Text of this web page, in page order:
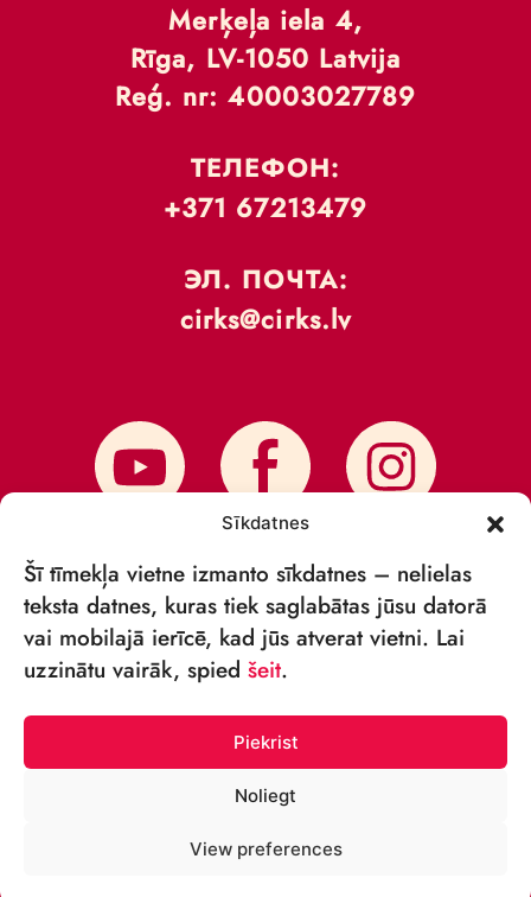
Sīkdatnes
Šī tīmekļa vietne izmanto sīkdatnes – nelielas
teksta datnes, kuras tiek saglabātas jūsu datorā
vai mobilajā ierīcē, kad jūs atverat vietni. Lai
uzzinātu vairāk, spied šeit.
Piekrist
Noliegt
View preferences
Merķeļa iela 4,
Rīga, LV-1050 Latvija
Reģ. nr: 40003027789
ТЕЛЕФОН:
+371 67213479
ЭЛ. ПОЧТА:
cirks@cirks.lv
ПОДПИСАТЬСЯ НА НОВОСТИ
© VSIA RĪGAS CIRKS 2018—2026